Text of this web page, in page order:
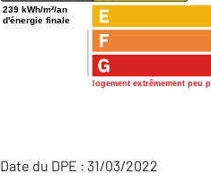
logement extrêmement peu
239 kWh/m²/an
d'énergie finale
Date du DPE : 31/03/2022